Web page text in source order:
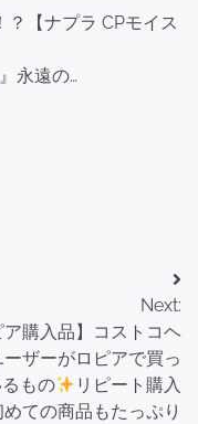
【ナプラ CPモイス
永遠の…
Next:
ア購入品】コストコヘ
ーザーがロピアで買っ
もの
リピート購入
ての商品もたっぷり